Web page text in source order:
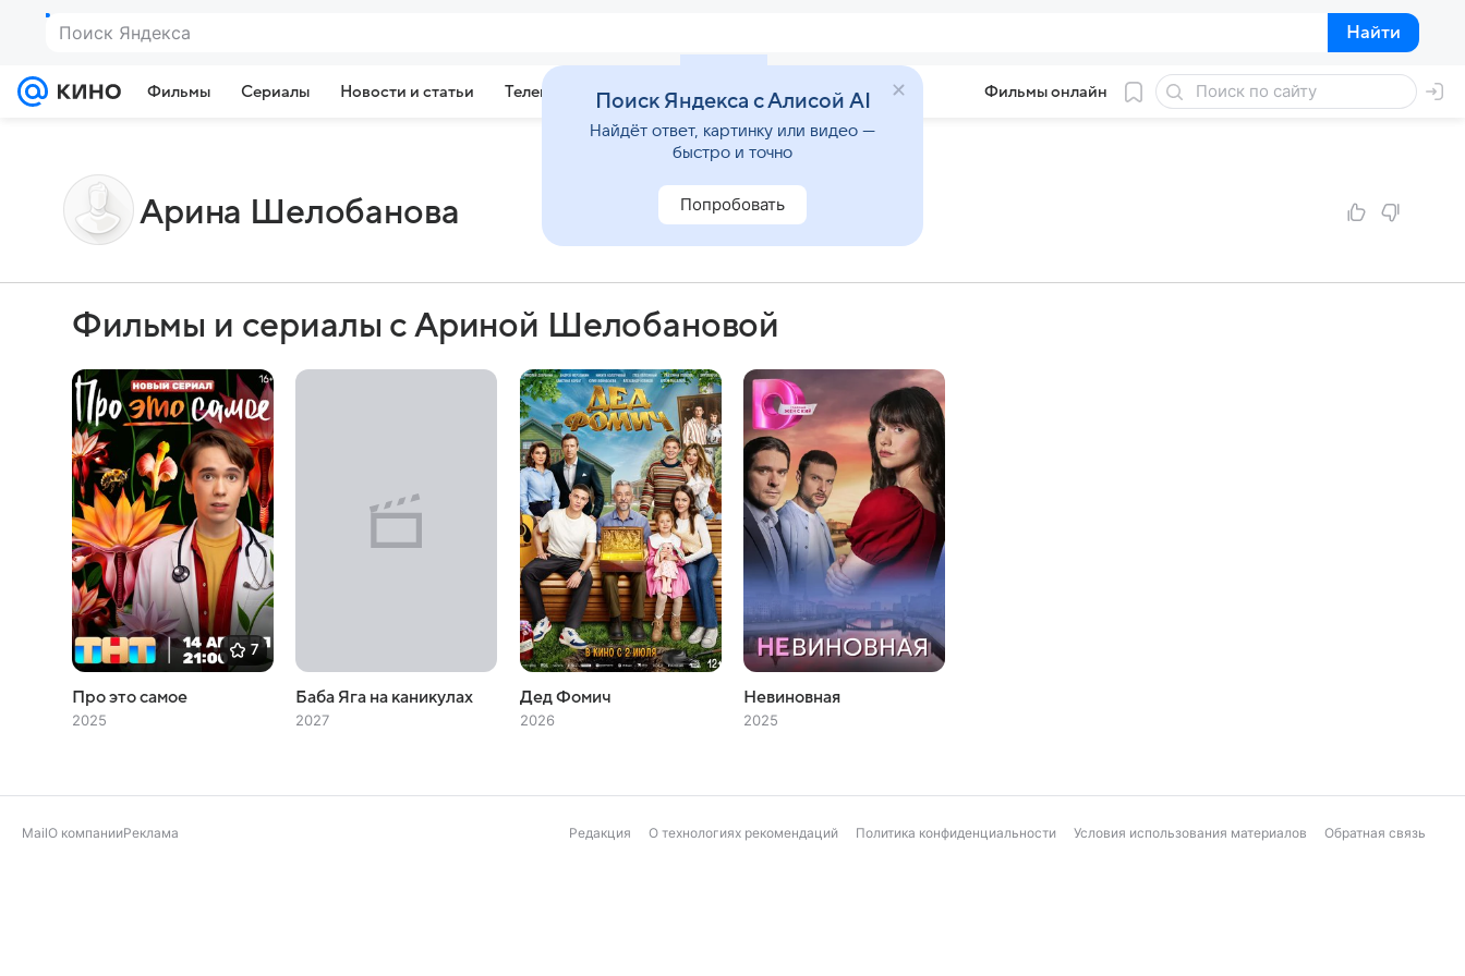
Найти
Найти
Фильмы Сериалы Новости и статьи Телепрограмма Звезды Фильмы онлайн
Арина Шелобанова
Фильмы и сериалы с Ариной Шелобановой
7
Про это самое
2025
Баба Яга на каникулах
2027
Дед Фомич
2026
Невиновная
2025
MailО компанииРеклама Редакция О технологиях рекомендаций Политика конфиденциальности Условия использования материалов Обратная связь
Поиск Яндекса с Алисой AI
Найдёт ответ, картинку или видео —
быстро и точно
Попробовать